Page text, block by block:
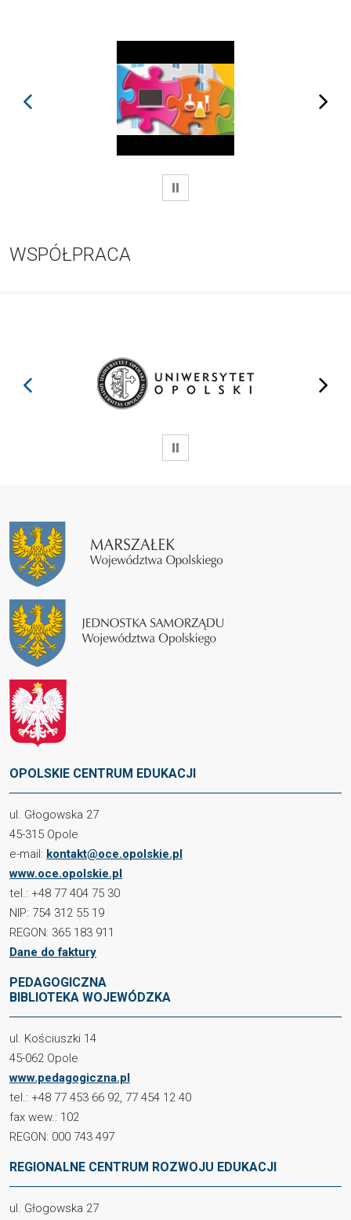
prev next
WSTRZYMAJ
WSPÓŁPRACA
prev next
WSTRZYMAJ
OPOLSKIE CENTRUM EDUKACJI
ul. Głogowska 27
45-315 Opole
e-mail: kontakt@oce.opolskie.pl
www.oce.opolskie.pl
tel.: +48 77 404 75 30
NIP: 754 312 55 19
REGON: 365 183 911
Dane do faktury
PEDAGOGICZNA
BIBLIOTEKA WOJEWÓDZKA
ul. Kościuszki 14
45-062 Opole
www.pedagogiczna.pl
tel.: +48 77 453 66 92, 77 454 12 40
fax wew.: 102
REGON: 000 743 497
REGIONALNE CENTRUM ROZWOJU EDUKACJI
ul. Głogowska 27